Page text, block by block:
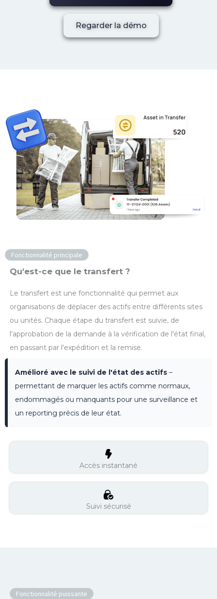
Regarder la démo
Fonctionnalité principale
Qu'est-ce que le transfert ?
Le transfert est une fonctionnalité qui permet aux
organisations de déplacer des actifs entre différents sites
ou unités. Chaque étape du transfert est suivie, de
l'approbation de la demande à la vérification de l'état final,
en passant par l'expédition et la remise.
Amélioré avec le suivi de l'état des actifs –
permettant de marquer les actifs comme normaux,
endommagés ou manquants pour une surveillance et
un reporting précis de leur état.
Accès instantané
Suivi sécurisé
Fonctionnalité puissante